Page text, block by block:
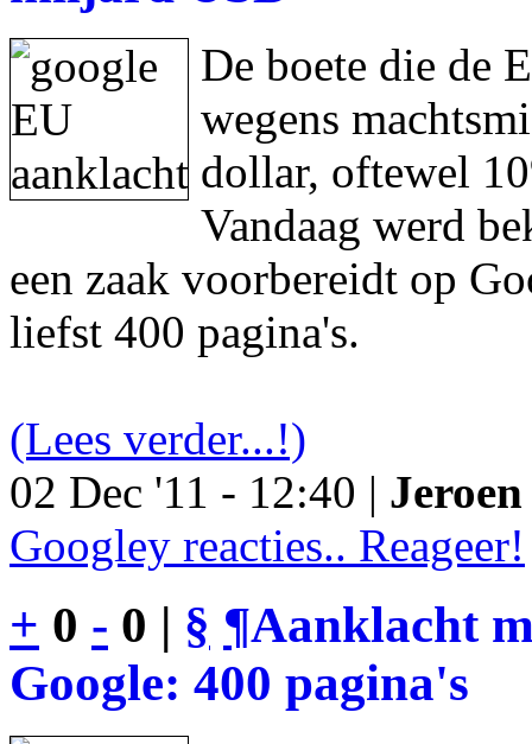
De boete die de
wegens
dollar, oftewel
Vandaag werd
een zaak voorbereidt op
liefst 400 pagina's.
(Lees verder...!)
02 Dec '11 - 12:40 |
Googley reacties.. Reageer!
+ 0 - 0 | § ¶Aanklacht
Google: 400 pagina's